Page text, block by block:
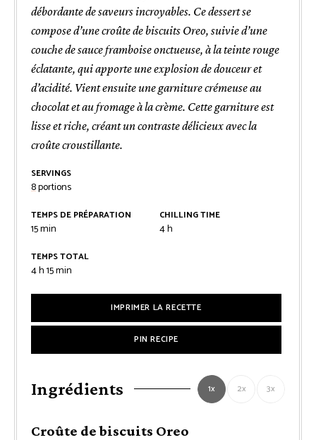
débordante de saveurs incroyables. Ce dessert se
compose d’une croûte de biscuits Oreo, suivie d’une
couche de sauce framboise onctueuse, à la teinte rouge
éclatante, qui apporte une explosion de douceur et
d’acidité. Vient ensuite une garniture crémeuse au
chocolat et au fromage à la crème. Cette garniture est
lisse et riche, créant un contraste délicieux avec la
croûte croustillante.
SERVINGS
8portions
TEMPS DE PRÉPARATION
15minutes
min
CHILLING TIME
4heures
h
TEMPS TOTAL
4heures
h15minutes
min
IMPRIMER LA RECETTE
PIN RECIPE
Ingrédients 1x 2x 3x
Croûte de biscuits Oreo